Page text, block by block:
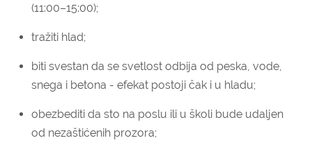
(11:00–15:00);
tražiti hlad;
biti svestan da se svetlost odbija od peska, vode,
snega i betona - efekat postoji čak i u hladu;
obezbediti da sto na poslu ili u školi bude udaljen
od nezaštićenih prozora;